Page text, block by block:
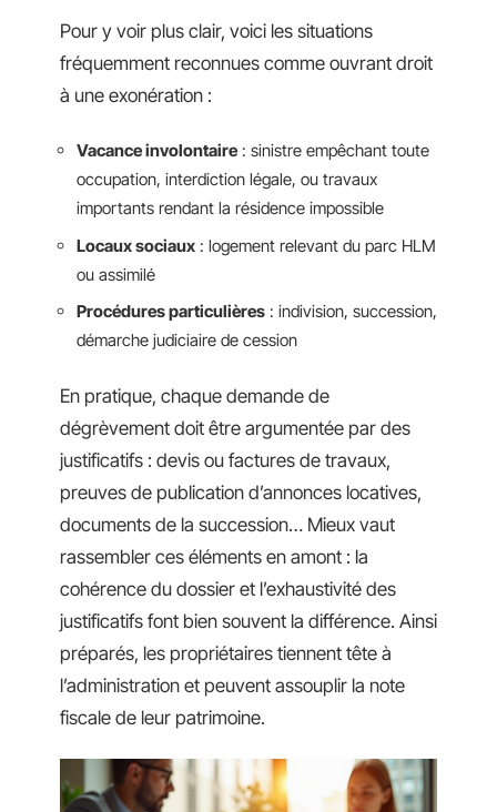
Pour y voir plus clair, voici les situations
fréquemment reconnues comme ouvrant droit
à une exonération :
Vacance involontaire : sinistre empêchant toute
occupation, interdiction légale, ou travaux
importants rendant la résidence impossible
Locaux sociaux : logement relevant du parc HLM
ou assimilé
Procédures particulières : indivision, succession,
démarche judiciaire de cession
En pratique, chaque demande de
dégrèvement doit être argumentée par des
justificatifs : devis ou factures de travaux,
preuves de publication d’annonces locatives,
documents de la succession… Mieux vaut
rassembler ces éléments en amont : la
cohérence du dossier et l’exhaustivité des
justificatifs font bien souvent la différence. Ainsi
préparés, les propriétaires tiennent tête à
l’administration et peuvent assouplir la note
fiscale de leur patrimoine.